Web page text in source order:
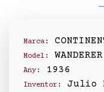
Marca:
Model: WANDERER
Any: 1936
Inventor: Julio